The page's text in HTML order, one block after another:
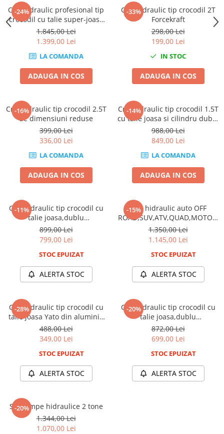
Slefuitoare electrice
Scule fixare distributie
Alfa romeo
Bmw
Chevrolet
Citroen
Dacia
Jeep
Lancia
Mazda
Mercedes
Peugeot
Rover
Saab
Universale
Volkswagen
Scule pentru tinichigerie
Scule Pneumatice
-24%
Cric hidraulic profesional tip
crocodil cu talie super-joasa
2T ROOKS SUPER LOW 7-61 2 t
1.845,00 Lei
1.399,00 Lei
LA COMANDA
ADAUGA IN COS
-33%
Cric hidraulic tip crocodil 2T
Forcekraft
298,00 Lei
199,00 Lei
IN STOC
ADAUGA IN COS
-16%
Cric hidraulic tip crocodil 2.5T
de dimensiuni reduse
399,00 Lei
336,00 Lei
LA COMANDA
ADAUGA IN COS
-14%
Cric hidraulic tip crocodil 1.5T
cu talie joasa si cilindru dublu
JCB
988,00 Lei
849,00 Lei
LA COMANDA
ADAUGA IN COS
-11%
Cric hidraulic tip crocodil cu
talie joasa,dublu
cilindru(ridicare rapida) Rooks
3T 75-505mm
899,00 Lei
799,00 Lei
STOC EPUIZAT
ALERTA STOC
-15%
Cric hidraulic auto OFF
ROAD,SUV,ATV,QUAD,MOTO 4
in 1 2T 188-660 mm
1.350,00 Lei
1.145,00 Lei
STOC EPUIZAT
ALERTA STOC
-28%
Cric hidraulic tip crocodil cu
talie joasa Yato din aluminiu
2T 89-359 mm
488,00 Lei
349,00 Lei
STOC EPUIZAT
ALERTA STOC
-20%
Cric hidraulic tip crocodil cu
talie joasa,dublu
cilindru(ridicare rapida)
KbGlobal 3T 83-465mm
872,00 Lei
699,00 Lei
STOC EPUIZAT
ALERTA STOC
-20%
Set rampe hidraulice 2 tone
1.344,00 Lei
1.070,00 Lei